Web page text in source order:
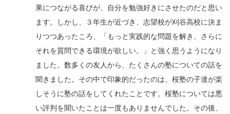
果につながる喜びが、自分を勉強好きにさせたのだと思い
ます。しかし、３年生が近づき、志望校が刈谷高校に決ま
りつつあったころ、「もっと実践的な問題を解き、さらに
それを質問できる環境が欲しい。」と強く思うようになり
ました。数多くの友人から、たくさんの塾についての話を
聞きました。その中で印象的だったのは、桜塾の子達が楽
しそうに塾の話をしてくれたことです。桜塾については悪
い評判を聞いたことは一度もありませんでした。その後、